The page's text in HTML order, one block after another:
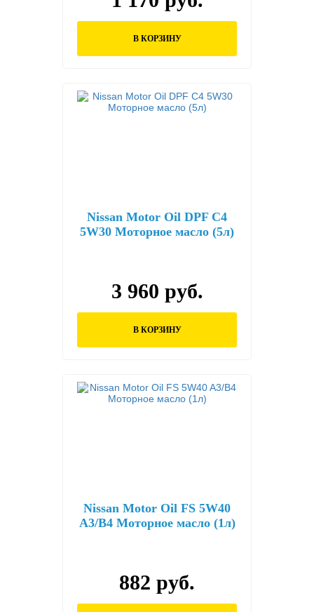
В КОРЗИНУ
Nissan Motor Oil DPF C4
5W30 Моторное масло (5л)
3 960 руб.
В КОРЗИНУ
Nissan Motor Oil FS 5W40
A3/B4 Моторное масло (1л)
882 руб.